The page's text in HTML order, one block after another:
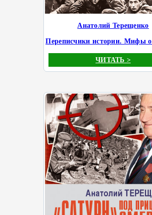
Анатолий Терещенко
Переписчики истории. Мифы
ЧИТАТЬ >